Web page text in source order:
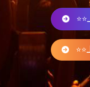
⭐⭐
⭐⭐